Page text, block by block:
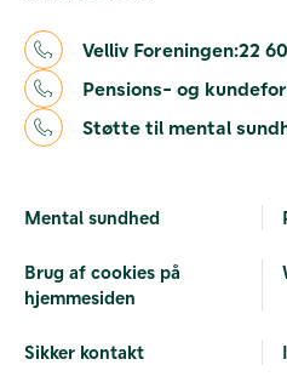
Velliv Foreningen:22
Pensions- og
Støtte til mental
Mental sundhed
Brug af cookies på
hjemmesiden
Sikker kontakt